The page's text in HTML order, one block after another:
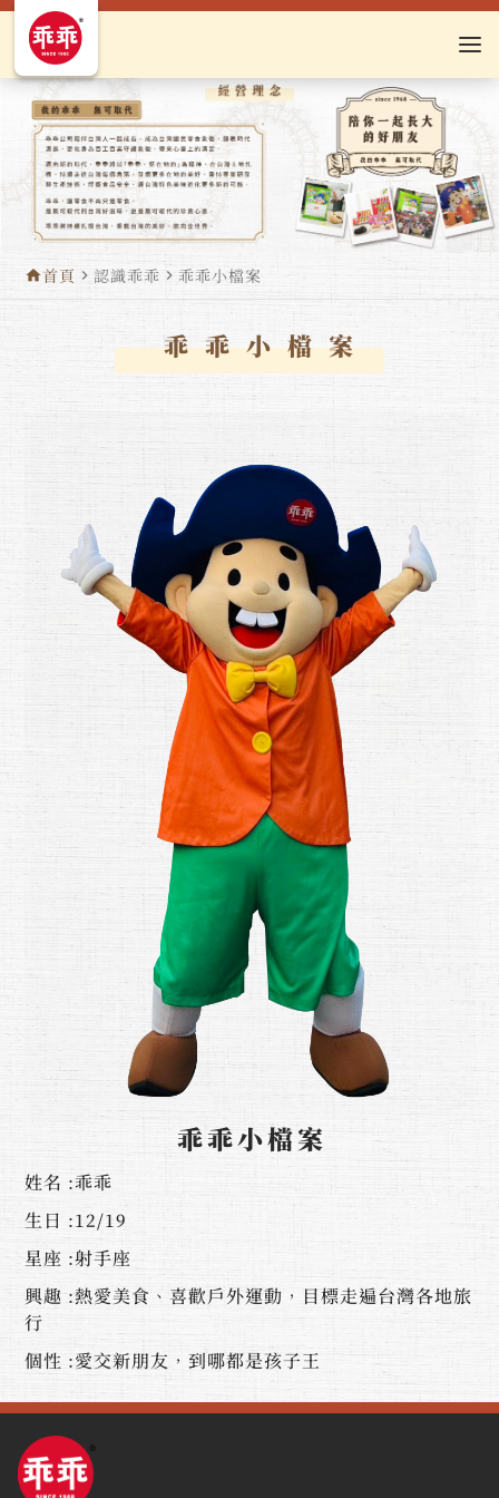
home首頁 navigate_next 認識乖乖 navigate_next乖乖小檔案
乖乖小檔案
乖乖小檔案
姓名 :乖乖
生日 :12/19
星座 :射手座
興趣 :熱愛美食、喜歡戶外運動，目標走遍台灣各地旅
行
個性 :愛交新朋友，到哪都是孩子王